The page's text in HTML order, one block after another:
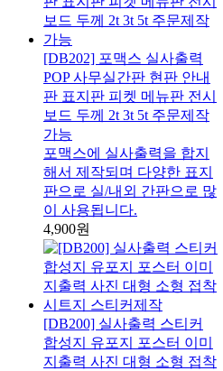
[DB202] 포맥스 실사출력
POP 사무실간판 현판 안내
판 표지판 피켓 메뉴판 전시
보드 두께 2t 3t 5t 주문제작
가능
포맥스에 실사출력을 합지
해서 제작되며 다양한 표지
판으로 실/내외 간판으로 많
이 사용됩니다.
4,900원
[DB200] 실사출력 스티커
합성지 유포지 포스터 이미
지출력 사진 대형 소형 접착